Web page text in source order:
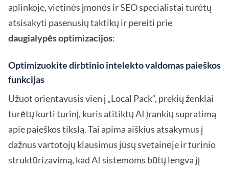
aplinkoje, vietinės įmonės ir SEO specialistai turėtų
atsisakyti pasenusių taktikų ir pereiti prie
daugialypės optimizacijos:
Optimizuokite dirbtinio intelekto valdomas paieškos
funkcijas
Užuot orientavusis vien į „Local Pack“, prekių ženklai
turėtų kurti turinį, kuris atitiktų AI įrankių supratimą
apie paieškos tikslą. Tai apima aiškius atsakymus į
dažnus vartotojų klausimus jūsų svetainėje ir turinio
struktūrizavimą, kad AI sistemoms būtų lengva jį